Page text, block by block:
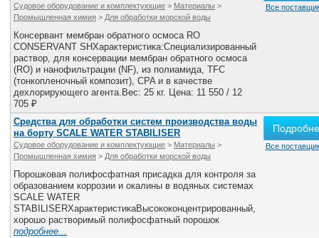
Судовое оборудование и комплектующие > Материалы >
Промышленная химия > Для обработки морской воды
Консервант мембран обратного осмоса RO
CONSERVANT SHХарактеристика:Специализированный
раствор, для консервации мембран обратного осмоса
(RO) и нанофильтрации (NF), из полиамида, TFC
(тонкопленочный композит), CPA и в качестве
дехлорирующего агента.Вес: 25 кг. Цена: 11 550 / 12
705 ₽
Все
Средства для обработки систем производства воды
на борту SCALE WATER STABILISER
Судовое оборудование и комплектующие > Материалы >
Промышленная химия > Для обработки морской воды
Порошковая полифосфатная присадка для контроля за
образованием коррозии и окалины в водяных системах
SCALE WATER
STABILISERХарактеристикаВысококонцентрированный,
хорошо растворимый полифосфатный порошок
подробнее...
Все